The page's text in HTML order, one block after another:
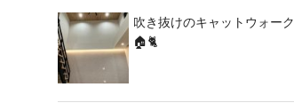
吹き抜けのキャットウォーク
🏠🐈